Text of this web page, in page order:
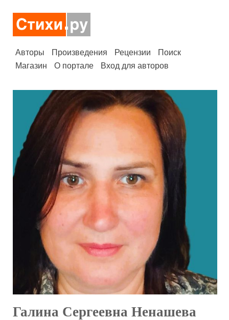
Авторы Произведения Рецензии
Поиск
Магазин
О портале Вход для авторов
Галина Сергеевна Ненашева